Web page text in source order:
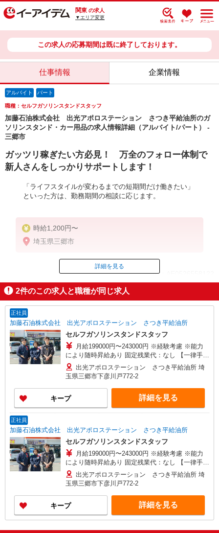
関東 の求人
▼エリア変更
この求人の応募期間は既に終了しております。
仕事情報 企業情報
アルバイト パート
職種：セルフガソリンスタンドスタッフ
加藤石油株式会社 出光アポロステーション さつき平給油所のガ
ソリンスタンド・カー用品の求人情報詳細（アルバイト/パート） -
三郷市
ガッツリ稼ぎたい方必見！ 万全のフォロー体制で
新人さんをしっかりサポートします！
「ライフスタイルが変わるまでの短期間だけ働きたい」
といった方は、勤務期間の相談に応じます。
時給1,200円〜
埼玉県三郷市
ID：AE0526558122
掲載期間終了
詳細を見る
2件のこの求人と職種が同じ求人
正社員
加藤石油株式会社 出光アポロステーション さつき平給油所
セルフガソリンスタンドスタッフ
月給199000円〜243000円 ※経験考慮 ※能力
により随時昇給あり 固定残業代：なし 【一律手
当】 全員に一律で支払われる通勤・皆勤・家族手
当金額：なし 全員に一律で支払われるその他手当
金額：あり 《月収例》 月収270,000円（入社1
年） （基本給199,000円+各種手当+残業代）+販
売報奨金 月収350,000円（入社3年） （基本給
215,000円+各種手当+残業代＋役職手当）+販売報
出光アポロステーション さつき平給油所 埼
玉県三郷市下彦川戸772-2
キープ 詳細を見る
正社員
加藤石油株式会社 出光アポロステーション さつき平給油所
セルフガソリンスタンドスタッフ
月給199000円〜243000円 ※経験考慮 ※能力
により随時昇給あり 固定残業代：なし 【一律手
当】 全員に一律で支払われる通勤・皆勤・家族手
当金額：なし 全員に一律で支払われるその他手当
金額：あり 《月収例》 月収270,000円（入社1
年） （基本給199,000円+各種手当+残業代）+販
売報奨金 月収350,000円（入社3年） （基本給
215,000円+各種手当+残業代＋役職手当）+販売報
出光アポロステーション さつき平給油所 埼
玉県三郷市下彦川戸772-2
キープ 詳細を見る